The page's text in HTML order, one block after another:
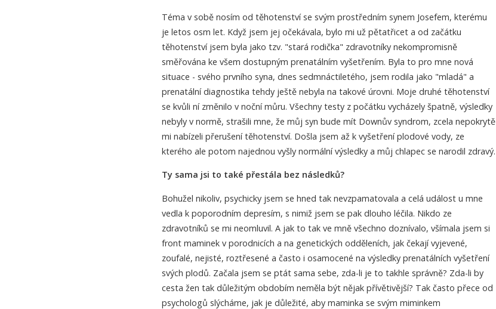
Téma v sobě nosím od těhotenství se svým prostředním synem Josefem, kterému
je letos osm let. Když jsem jej očekávala, bylo mi už pětatřicet a od začátku
těhotenství jsem byla jako tzv. "stará rodička" zdravotníky nekompromisně
směřována ke všem dostupným prenatálním vyšetřením. Byla to pro mne nová
situace - svého prvního syna, dnes sedmnáctiletého, jsem rodila jako "mladá" a
prenatální diagnostika tehdy ještě nebyla na takové úrovni. Moje druhé těhotenství
se kvůli ní změnilo v noční můru. Všechny testy z počátku vycházely špatně, výsledky
nebyly v normě, strašili mne, že můj syn bude mít Downův syndrom, zcela nepokrytě
mi nabízeli přerušení těhotenství. Došla jsem až k vyšetření plodové vody, ze
kterého ale potom najednou vyšly normální výsledky a můj chlapec se narodil zdravý.
Ty sama jsi to také přestála bez následků?
Bohužel nikoliv, psychicky jsem se hned tak nevzpamatovala a celá událost u mne
vedla k poporodním depresím, s nimiž jsem se pak dlouho léčila. Nikdo ze
zdravotníků se mi neomluvil. A jak to tak ve mně všechno doznívalo, všímala jsem si
front maminek v porodnicích a na genetických odděleních, jak čekají vyjevené,
zoufalé, nejisté, roztřesené a často i osamocené na výsledky prenatálních vyšetření
svých plodů. Začala jsem se ptát sama sebe, zda-li je to takhle správně? Zda-li by
cesta žen tak důležitým obdobím neměla být nějak přívětivější? Tak často přece od
psychologů slýcháme, jak je důležité, aby maminka se svým miminkem